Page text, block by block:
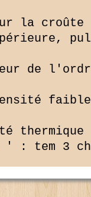
la
de
faible
' : tem